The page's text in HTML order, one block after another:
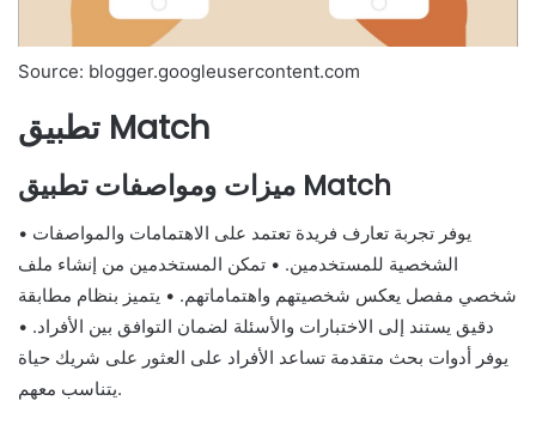
Source: blogger.googleusercontent.com
تطبيق Match
ميزات ومواصفات تطبيق Match
• يوفر تجربة تعارف فريدة تعتمد على الاهتمامات والمواصفات
الشخصية للمستخدمين. • تمكن المستخدمين من إنشاء ملف
شخصي مفصل يعكس شخصيتهم واهتماماتهم. • يتميز بنظام مطابقة
دقيق يستند إلى الاختبارات والأسئلة لضمان التوافق بين الأفراد. •
يوفر أدوات بحث متقدمة تساعد الأفراد على العثور على شريك حياة
يتناسب معهم.